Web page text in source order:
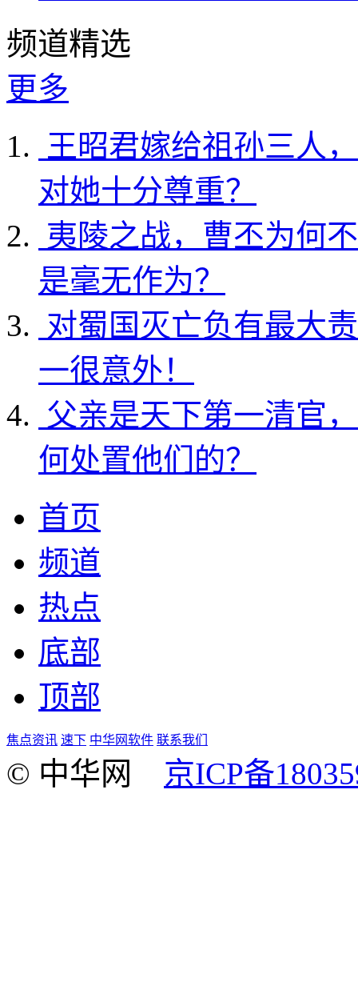
频道精选
更多
王昭君嫁给祖孙三人
对她十分尊重？
夷陵之战，曹丕为何
是毫无作为？
对蜀国灭亡负有最大
一很意外！
父亲是天下第一清官
何处置他们的？
首页
频道
热点
底部
顶部
焦点资讯 速下 中华网软件 联系我们
© 中华网 京ICP备